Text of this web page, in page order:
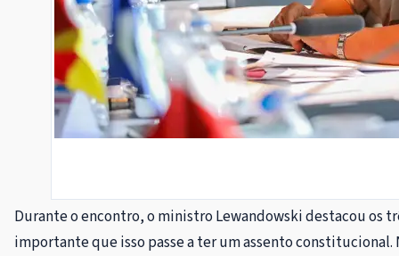
Durante o encontro, o ministro Lewandowski destacou os
importante que isso passe a ter um assento